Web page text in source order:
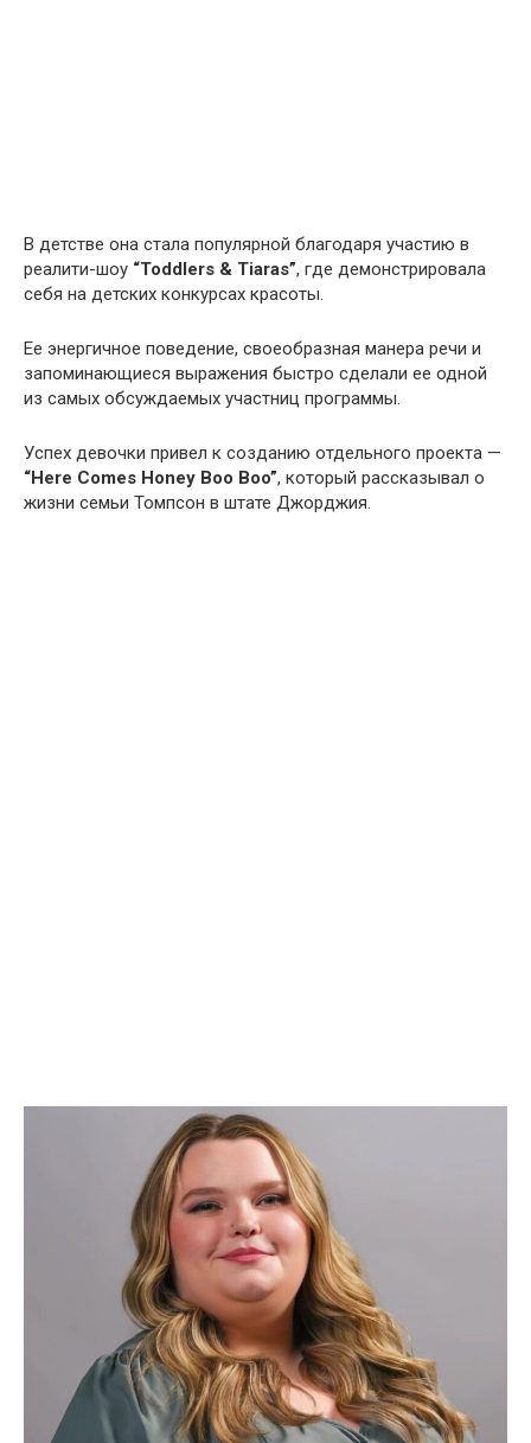
В детстве она стала популярной благодаря участию в
реалити-шоу “Toddlers & Tiaras”, где демонстрировала
себя на детских конкурсах красоты.
Ее энергичное поведение, своеобразная манера речи и
запоминающиеся выражения быстро сделали ее одной
из самых обсуждаемых участниц программы.
Успех девочки привел к созданию отдельного проекта —
“Here Comes Honey Boo Boo”, который рассказывал о
жизни семьи Томпсон в штате Джорджия.